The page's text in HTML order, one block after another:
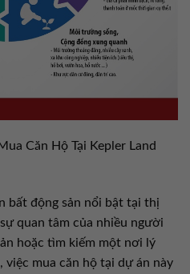
Căn Hộ Tại Kepler Land
bất động sản nổi bật tại thị
quan tâm của nhiều người
hoặc tìm kiếm một nơi lý
mua căn hộ tại dự án này